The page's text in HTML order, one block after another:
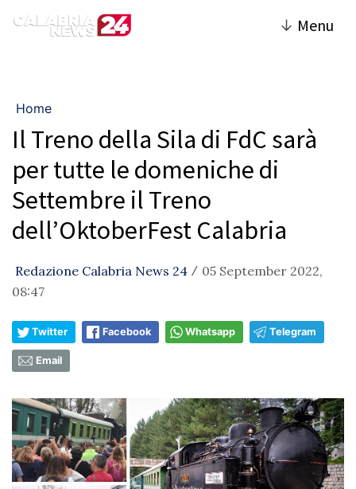
↓ Menu
Home
Il Treno della Sila di FdC sarà
per tutte le domeniche di
Settembre il Treno
dell’OktoberFest Calabria
Redazione Calabria News 24 / 05 September 2022,
08:47
Twitter Facebook Whatsapp Telegram
Email